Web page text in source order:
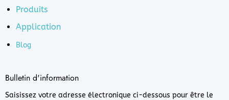
Produits
Application
Blog
Bulletin d'information
Saisissez votre adresse électronique ci-dessous pour être le